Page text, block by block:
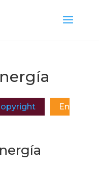
En